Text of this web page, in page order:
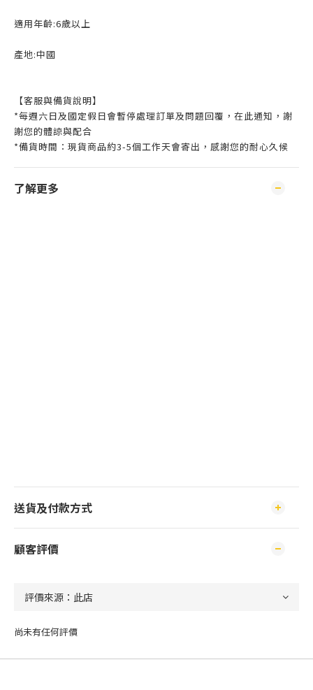
適用年齡:6歲以上
產地:中國
【客服與備貨說明】
*每週六日及國定假日會暫停處理訂單及問題回覆，在此通知，謝
謝您的體諒與配合
*備貨時間：現貨商品約3-5個工作天會寄出，感謝您的耐心久候
了解更多
送貨及付款方式
顧客評價
尚未有任何評價